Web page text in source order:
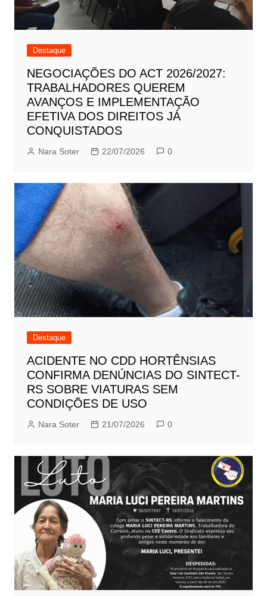
Destaque
NEGOCIAÇÕES DO ACT 2026/2027:
TRABALHADORES QUEREM
AVANÇOS E IMPLEMENTAÇÃO
EFETIVA DOS DIREITOS JÁ
CONQUISTADOS
Nara Soter 22/07/2026 0
Destaque
ACIDENTE NO CDD HORTÊNSIAS
CONFIRMA DENÚNCIAS DO SINTECT-
RS SOBRE VIATURAS SEM
CONDIÇÕES DE USO
Nara Soter 21/07/2026 0